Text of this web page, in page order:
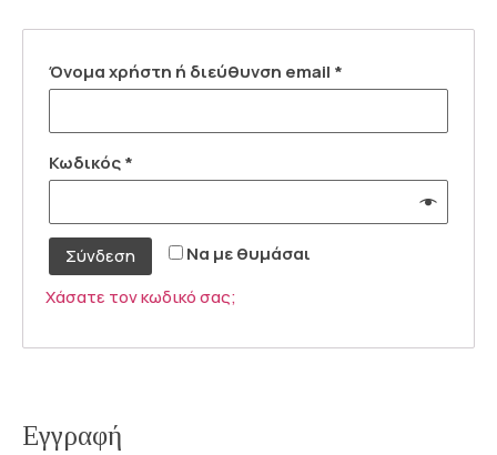
Όνομα χρήστη ή διεύθυνση email *
Κωδικός*
Να με θυμάσαι
Σύνδεση
Χάσατε τον κωδικό σας;
Εγγραφή